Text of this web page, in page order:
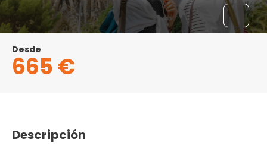
Desde
665 €
Descripción